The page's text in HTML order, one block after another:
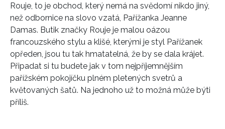
Rouje, to je obchod, který nemá na svědomí nikdo jiný,
než odbornice na slovo vzatá, Pařížanka Jeanne
Damas. Butik značky Rouje je malou oázou
francouzského stylu a klišé, kterými je styl Pařížanek
opředen, jsou tu tak hmatatelná, že by se dala krájet.
Připadat si tu budete jak v tom nejpříjemnějším
pařížském pokojíčku plném pletených svetrů a
květovaných šatů. Na jednoho už to možná může býti
příliš.